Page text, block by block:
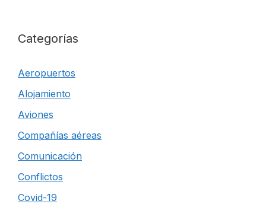
Categorías
Aeropuertos
Alojamiento
Aviones
Compañías aéreas
Comunicación
Conflictos
Covid-19